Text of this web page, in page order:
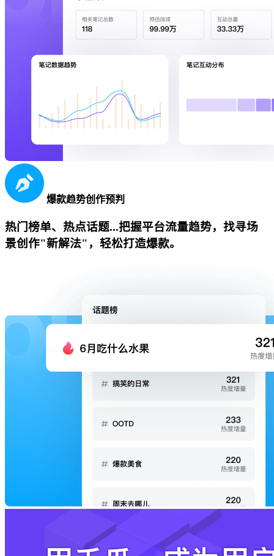
爆款趋势创作预判
热门榜单、热点话题...把握平台流量趋势，找寻场
景创作"新解法"，轻松打造爆款。